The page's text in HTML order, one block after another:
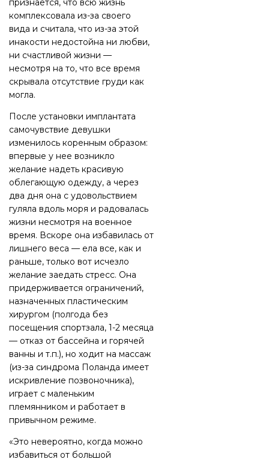
признается, что всю жизнь
комплексовала из-за своего
вида и считала, что из-за этой
инакости недостойна ни любви,
ни счастливой жизни —
несмотря на то, что все время
скрывала отсутствие груди как
могла.
После установки имплантата
самочувствие девушки
изменилось коренным образом:
впервые у нее возникло
желание надеть красивую
облегающую одежду, а через
два дня она с удовольствием
гуляла вдоль моря и радовалась
жизни несмотря на военное
время. Вскоре она избавилась от
лишнего веса — ела все, как и
раньше, только вот исчезло
желание заедать стресс. Она
придерживается ограничений,
назначенных пластическим
хирургом (полгода без
посещения спортзала, 1-2 месяца
— отказ от бассейна и горячей
ванны и т.п.), но ходит на массаж
(из-за синдрома Поланда имеет
искривление позвоночника),
играет с маленьким
племянником и работает в
привычном режиме.
«Это невероятно, когда можно
избавиться от большой